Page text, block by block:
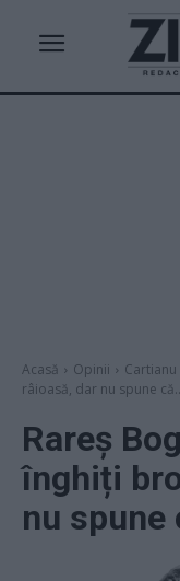
Acasă Opinii Cartianu
râioasă, dar nu spune
Rareș
înghiți
nu spune